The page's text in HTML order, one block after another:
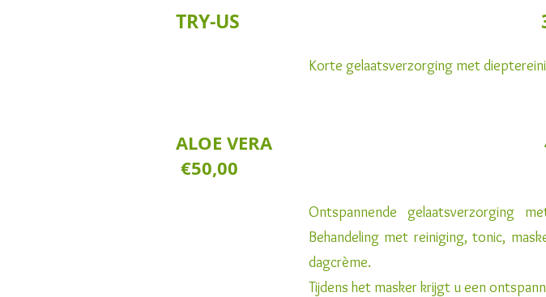
TRY-US
Korte gelaatsverzorging met
ALOE
€50,00
Ontspannende gelaatsverzorging
Behandeling met reiniging, tonic,
dagcrème.
Tijdens het masker krijgt u een